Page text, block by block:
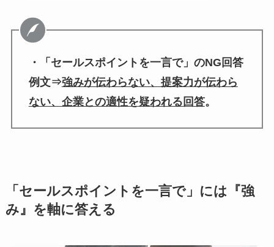
・「セールスポイントを一言で」のNG回答
例文⇒強みが伝わらない、提案力が伝わら
ない、企業との適性を疑われる回答。
「セールスポイントを一言で」には『強
み』を軸に答える